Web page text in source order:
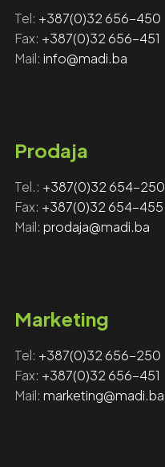
Tel: +387(0)32 656-450
Fax: ‎‎ +387(0)32 656-451
Mail: info@madi.ba
Prodaja
Tel.: +387(0)32 654-250
Fax: +387(0)32 654-455
Mail: prodaja@madi.ba
Marketing
Tel: +‎‎387(0)32 656-250
Fax: ‎‎ +387(0)32 656-451
Mail: marketing@madi.ba